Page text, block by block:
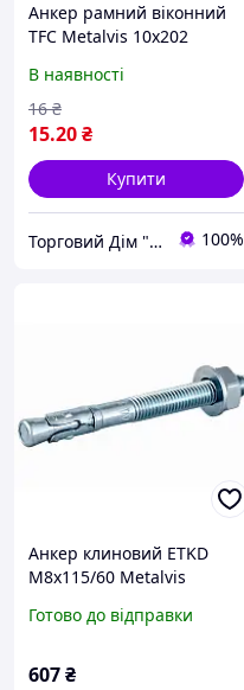
Анкер рамний віконний
TFC Metalvis 10х202
В наявності
15.20₴
16 ₴
Купити
Торговий Дім "RZS" 100%
Анкер клиновий ETKD
М8х115/60 Metalvis
50 шт./пачка
Готово до відправки
607₴